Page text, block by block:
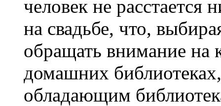
человек не расстается
на свадьбе, что,
обращать внимание на
домашних
обладающим